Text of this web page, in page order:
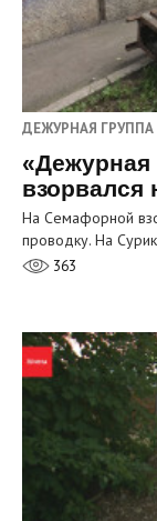
ДЕЖУРНАЯ ГРУППА
«Дежурная
На Семафорной
проводку. На
363